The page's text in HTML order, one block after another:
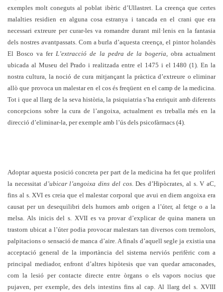
exemples molt coneguts al poblat ibèric d’Ullastret. La creença que certes
malalties residien en alguna cosa estranya i tancada en el crani que era
necessari extreure per curar-les va romandre durant mil·lenis en la fantasia
dels nostres avantpassats. Com a burla d’aquesta creença, el pintor holandès
El Bosco va ferL’extracció de la pedra de la bogeria, obra actualment
ubicada al Museu del Prado i realitzada entre el 1475 i el 1480 (1). En la
nostra cultura, la noció de cura mitjançant la pràctica d’extreure o eliminar
allò que provoca un malestar en el cos és freqüent en el camp de la medicina.
Tot i que al llarg de la seva història, la psiquiatria s’ha enriquit amb diferents
concepcions sobre la cura de l’angoixa, actualment es treballa més en la
direcció d’eliminar-la, per exemple amb l’ús dels psicofàrmacs (4).
Adoptar aquesta posició concreta per part de la medicina ha fet que proliferi
la necessitat d’ubicar l’angoixa dins del cos. Des d’Hipòcrates, al s. V aC,
fins al s. XVI es creia que el malestar corporal que avui en diem angoixa era
causat per un desequilibri dels humors amb origen a l’úter, al fetge o a la
melsa. Als inicis del s. XVII es va provar d’explicar de quina manera un
trastorn ubicat a l’úter podia provocar malestars tan diversos com tremolors,
palpitacions o sensació de manca d’aire. A finals d’aquell segle ja existia una
acceptació general de la importància del sistema nerviós perifèric com a
principal mediador, enfront d’altres hipòtesis que van quedar arraconades,
com la lesió per contacte directe entre òrgans o els vapors nocius que
pujaven, per exemple, des dels intestins fins al cap. Al llarg del s. XVIII